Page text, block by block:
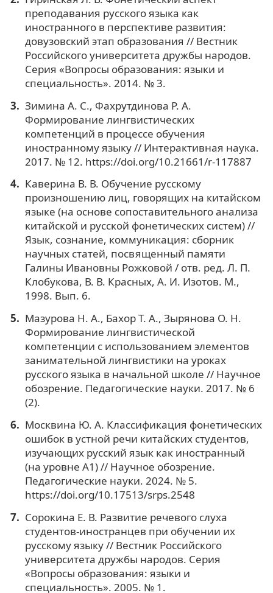
преподавания русского языка как
иностранного в перспективе развития:
довузовский этап образования // Вестник
Российского университета дружбы народов.
Серия «Вопросы образования: языки и
специальность». 2014. № 3.
Зимина А. С., Фахрутдинова Р. А.
Формирование лингвистических
компетенций в процессе обучения
иностранному языку // Интерактивная наука.
2017. № 12. https://doi.org/10.21661/r-117887
Каверина В. В. Обучение русскому
произношению лиц, говорящих на китайском
языке (на основе сопоставительного анализа
китайской и русской фонетических систем) //
Язык, сознание, коммуникация: сборник
научных статей, посвященный памяти
Галины Ивановны Рожковой / отв. ред. Л. П.
Клобукова, В. В. Красных, А. И. Изотов. М.,
1998. Вып. 6.
Мазурова Н. А., Бахор Т. А., Зырянова О. Н.
Формирование лингвистической
компетенции с использованием элементов
занимательной лингвистики на уроках
русского языка в начальной школе // Научное
обозрение. Педагогические науки. 2017. № 6
(2).
Москвина Ю. А. Классификация фонетических
ошибок в устной речи китайских студентов,
изучающих русский язык как иностранный
(на уровне А1) // Научное обозрение.
Педагогические науки. 2024. № 5.
https://doi.org/10.17513/srps.2548
Сорокина Е. В. Развитие речевого слуха
студентов-иностранцев при обучении их
русскому языку // Вестник Российского
университета дружбы народов. Серия
«Вопросы образования: языки и
специальность». 2005. № 1.